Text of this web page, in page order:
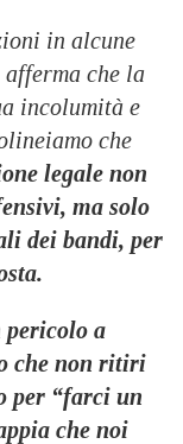
in alcune
che la
incolumità e
che
legale non
, ma solo
dei bandi, per
pericolo a
che non ritiri
per “farci un
che noi